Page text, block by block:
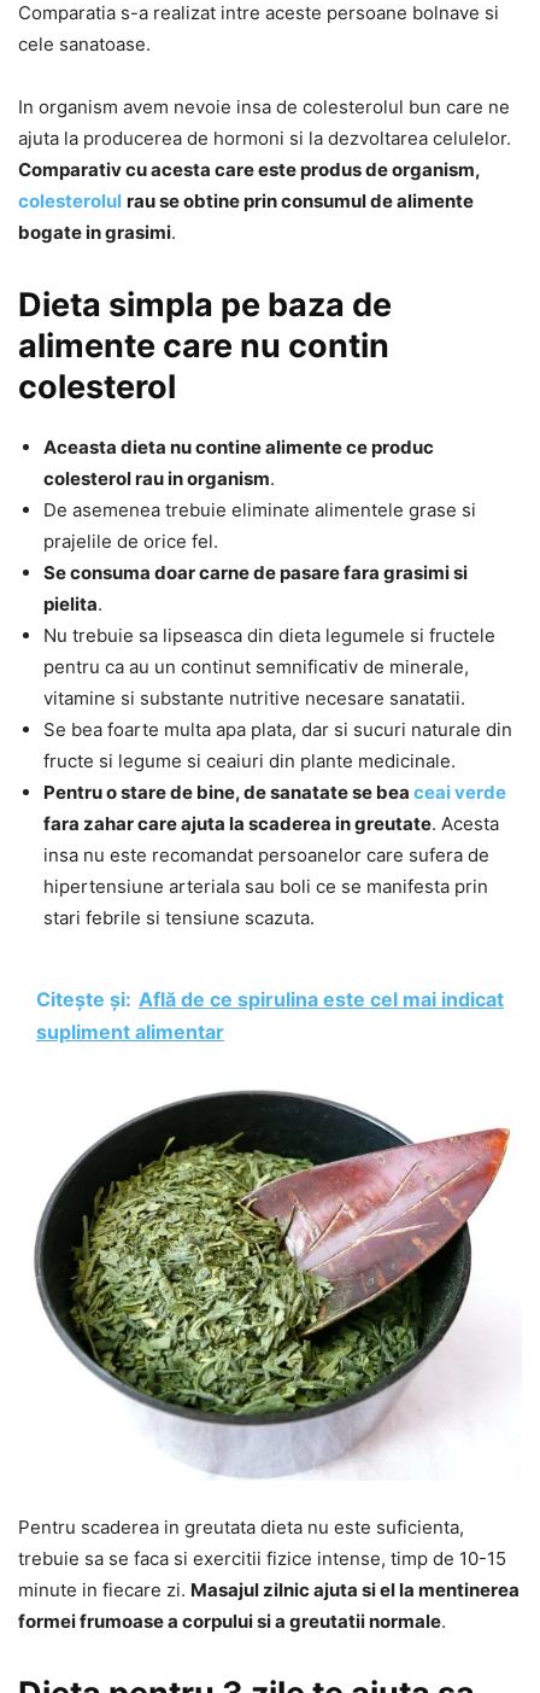
Comparatia s-a realizat intre aceste persoane bolnave si
cele sanatoase.
In organism avem nevoie insa de colesterolul bun care ne
ajuta la producerea de hormoni si la dezvoltarea celulelor.
Comparativ cu acesta care este produs de organism,
colesterolul rau se obtine prin consumul de alimente
bogate in grasimi.
Dieta simpla pe baza de
alimente care nu contin
colesterol
Aceasta dieta nu contine alimente ce produc
colesterol rau in organism.
De asemenea trebuie eliminate alimentele grase si
prajelile de orice fel.
Se consuma doar carne de pasare fara grasimi si
pielita.
Nu trebuie sa lipseasca din dieta legumele si fructele
pentru ca au un continut semnificativ de minerale,
vitamine si substante nutritive necesare sanatatii.
Se bea foarte multa apa plata, dar si sucuri naturale din
fructe si legume si ceaiuri din plante medicinale.
Pentru o stare de bine, de sanatate se bea ceai verde
fara zahar care ajuta la scaderea in greutate. Acesta
insa nu este recomandat persoanelor care sufera de
hipertensiune arteriala sau boli ce se manifesta prin
stari febrile si tensiune scazuta.
Citește și: Află de ce spirulina este cel mai indicat
supliment alimentar
Pentru scaderea in greutata dieta nu este suficienta,
trebuie sa se faca si exercitii fizice intense, timp de 10-15
minute in fiecare zi. Masajul zilnic ajuta si el la mentinerea
formei frumoase a corpului si a greutatii normale.